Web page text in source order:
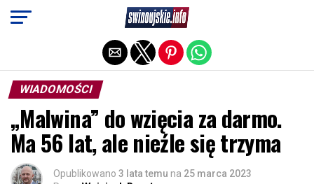
WIADOMOŚCI
„Malwina” do wzięcia za darmo.
Ma 56 lat, ale nieźle się trzyma
Opublikowano 3 lata temu na 25 marca 2023
Exit mobile version